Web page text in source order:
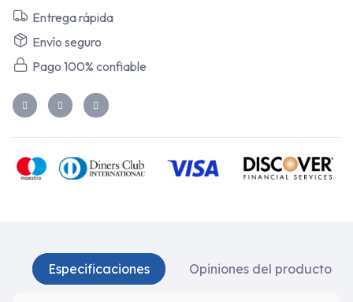
Entrega rápida
Envío seguro
Pago 100% confiable
Especificaciones Opiniones del producto